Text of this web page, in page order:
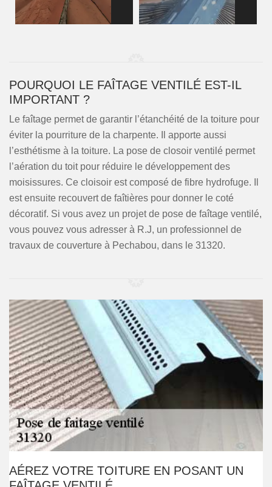
POURQUOI LE FAÎTAGE VENTILÉ EST-IL
IMPORTANT ?
Le faîtage permet de garantir l’étanchéité de la toiture pour
éviter la pourriture de la charpente. Il apporte aussi
l’esthétisme à la toiture. La pose de closoir ventilé permet
l’aération du toit pour réduire le développement des
moisissures. Ce cloisoir est composé de fibre hydrofuge. Il
est ensuite recouvert de faîtières pour donner le coté
décoratif. Si vous avez un projet de pose de faîtage ventilé,
vous pouvez vous adresser à R.J, un professionnel de
travaux de couverture à Pechabou, dans le 31320.
AÉREZ VOTRE TOITURE EN POSANT UN